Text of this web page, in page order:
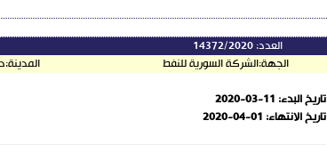
العدد:
الجهة:الشركة السورية للنفط المدينة:
تاريخ البدء: 2020-03-11
تاريخ الانتهاء: 2020-04-01